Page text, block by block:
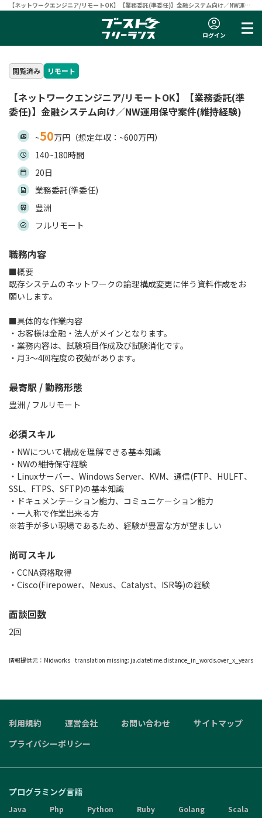
【ネットワークエンジニア/リモートOK】【業務委託(準委任)】金融システム向け／NW運用
保守案件(維持経験) | フリーランスエンジニア向け案件サイト 【ブーストフリーランス】
ログイン
閲覧済み リモート
【ネットワークエンジニア/リモートOK】【業務委託(準
委任)】金融システム向け／NW運用保守案件(維持経験)
~50万円（想定年収：~600万円）
140~180時間
20日
業務委託(準委任)
豊洲
フルリモート
職務内容
■概要
既存システムのネットワークの論理構成変更に伴う資料作成をお
願いします。
■具体的な作業内容
・お客様は金融・法人がメインとなります。
・業務内容は、試験項目作成及び試験消化です。
・月3～4回程度の夜勤があります。
最寄駅 / 勤務形態
豊洲 / フルリモート
必須スキル
・NWについて構成を理解できる基本知識
・NWの維持保守経験
・Linuxサーバー、Windows Server、KVM、通信(FTP、HULFT、
SSL、FTPS、SFTP)の基本知識
・ドキュメンテーション能力、コミュニケーション能力
・一人称で作業出来る方
※若手が多い現場であるため、経験が豊富な方が望ましい
尚可スキル
・CCNA資格取得
・Cisco(Firepower、Nexus、Catalyst、ISR等)の経験
面談回数
2回
情報提供元： Midworks translation missing: ja.datetime.distance_in_words.over_x_years
利用規約 運営会社 お問い合わせ
サイトマップ
プライバシーポリシー
プログラミング言語
Java Php Python Ruby Golang
Scala